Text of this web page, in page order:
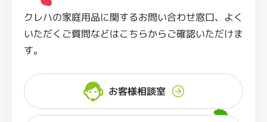
クレハの家庭用品に関するお問い合わせ窓口、よく
いただくご質問などはこちらからご確認いただけま
す。
お客様相談室